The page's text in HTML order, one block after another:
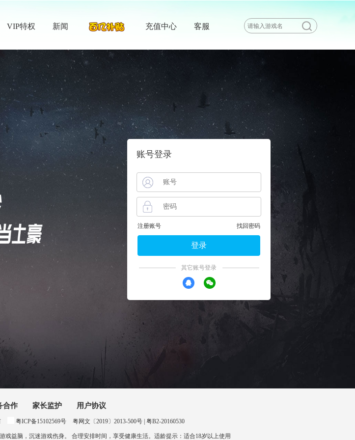
VIP特权 新闻 充值中心 客服
账号登录
注册账号 找回密码
登录
其它账号登录
合作 家长监护 用户协议
粤ICP备15102569号 粤网文〔2019〕2013-500号 | 粤B2-20160530
益脑，沉迷游戏伤身。 合理安排时间，享受健康生活。适龄提示：适合18岁以上使用